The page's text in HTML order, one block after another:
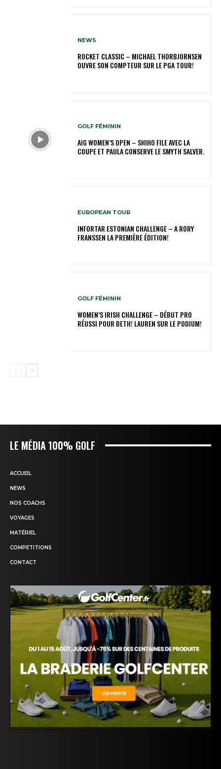
NEWS
ROCKET CLASSIC – MICHAEL THORBJORNSEN
OUVRE SON COMPTEUR SUR LE PGA TOUR!
GOLF FÉMININ
AIG WOMEN’S OPEN – SHIHO FILE AVEC LA
COUPE ET PAULA CONSERVE LE SMYTH SALVER.
EUROPEAN TOUR
INFORTAR ESTONIAN CHALLENGE – A RORY
FRANSSEN LA PREMIÈRE ÉDITION!
GOLF FÉMININ
WOMEN’S IRISH CHALLENGE – DÉBUT PRO
RÉUSSI POUR BETH! LAUREN SUR LE PODIUM!
LE MÉDIA 100% GOLF
ACCUEIL
NEWS
NOS COACHS
VOYAGES
MATÉRIEL
COMPETITIONS
CONTACT